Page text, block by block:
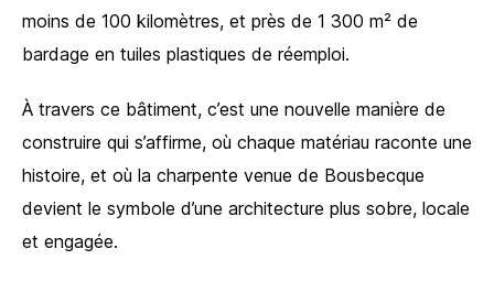
moins de 100 kilomètres, et près de 1 300 m² de
bardage en tuiles plastiques de réemploi.
À travers ce bâtiment, c’est une nouvelle manière de
construire qui s’affirme, où chaque matériau raconte une
histoire, et où la charpente venue de Bousbecque
devient le symbole d’une architecture plus sobre, locale
et engagée.